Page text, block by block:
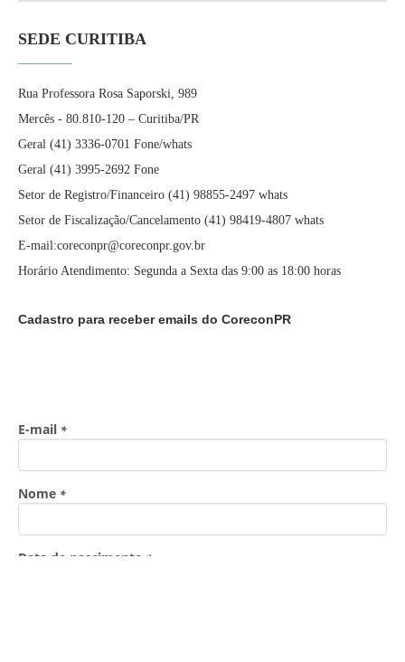
SEDE CURITIBA
Rua Professora Rosa Saporski, 989
Mercês - 80.810-120 – Curitiba/PR
Geral (41) 3336-0701 Fone/whats
Geral (41) 3995-2692 Fone
Setor de Registro/Financeiro (41) 98855-2497 whats
Setor de Fiscalização/Cancelamento (41) 98419-4807 whats
E-mail:coreconpr@coreconpr.gov.br
Horário Atendimento: Segunda a Sexta das 9:00 as 18:00 horas
Cadastro para receber emails do CoreconPR